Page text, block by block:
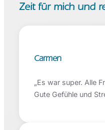
Zeit für mich und
Carmen
„Es war super. Alle
Gute Gefühle und